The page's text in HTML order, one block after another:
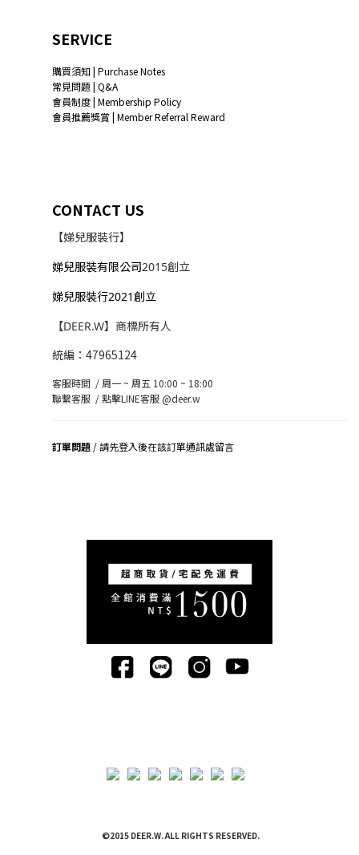
SERVICE
購買須知 | Purchase Notes
常見問題 | Q&A
會員制度 | Membership Policy
會員推薦獎賞 | Member Referral Reward
CONTACT US
【娣兒服裝行】
娣兒服裝有限公司2015創立
娣兒服裝行2021創立
【DEER.W】商標所有人
統編：47965124
客服時間 / 周一 ~ 周五 10:00 ~ 18:00
聯繫客服 /點擊LINE客服 @deer.w
訂單問題 / 請先登入後在該訂單通訊處留言
©2015 DEER.W. ALL RIGHTS RESERVED.